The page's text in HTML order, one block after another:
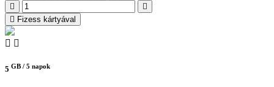
Fizess kártyával
5 GB / 5 napok